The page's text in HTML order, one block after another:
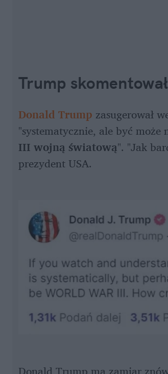
Trump
Donald Trump zasugerował
"systematycznie, ale być może
III wojną światową". "Jak
prezydent USA.